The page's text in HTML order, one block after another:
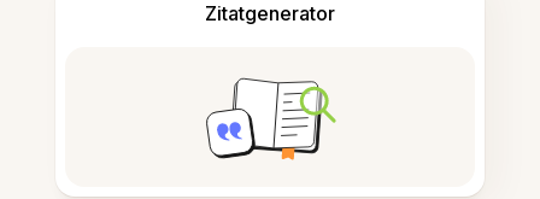
Zitatgenerator